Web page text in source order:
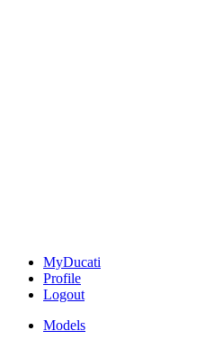
MyDucati
Profile
Logout
Models